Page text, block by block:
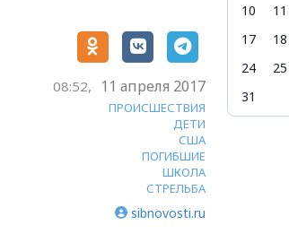
08:52, 11 апреля 2017
ПРОИСШЕСТВИЯ
ДЕТИ
США
ПОГИБШИЕ
ШКОЛА
СТРЕЛЬБА
sibnovosti.ru
10
11
17
18
24
25
31